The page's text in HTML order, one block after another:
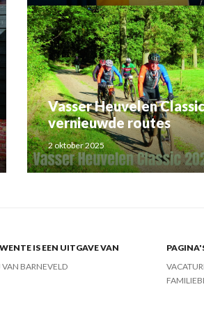
Vasser Heuvelen
vernieuwde routes
2 oktober 2025
IS EEN UITGAVE VAN
VAN BARNEVELD